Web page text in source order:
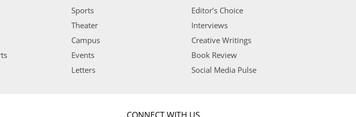
Sports
Theater
Campus
Events
Letters
Editor’s Choice
Interviews
Creative Writings
Book Review
Social Media Pulse